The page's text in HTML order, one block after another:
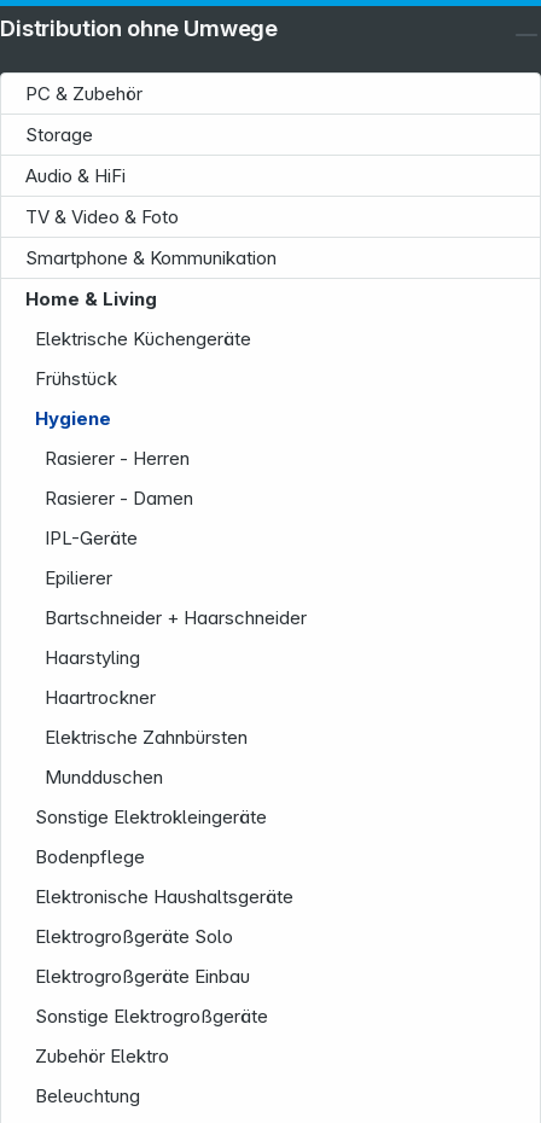
PC & Zubehör
Storage
Audio & HiFi
TV & Video & Foto
Smartphone & Kommunikation
Home & Living
Elektrische Küchengeräte
Frühstück
Hygiene
Rasierer - Herren
Rasierer - Damen
IPL-Geräte
Epilierer
Bartschneider + Haarschneider
Haarstyling
Haartrockner
Elektrische Zahnbürsten
Mundduschen
Sonstige Elektrokleingeräte
Bodenpflege
Elektronische Haushaltsgeräte
Elektrogroßgeräte Solo
Elektrogroßgeräte Einbau
Sonstige Elektrogroßgeräte
Zubehör Elektro
Beleuchtung
Distribution ohne Umwege
Service